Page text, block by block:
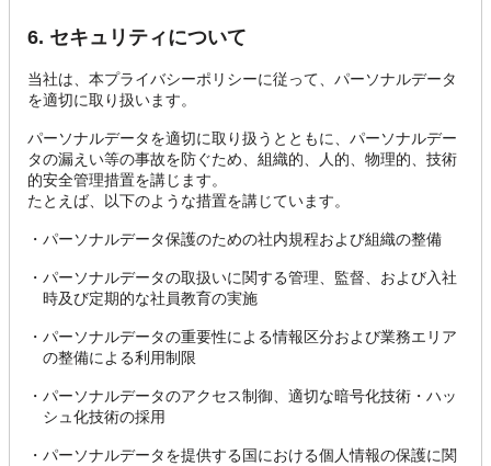
6. セキュリティについて
当社は、本プライバシーポリシーに従って、パーソナルデータ
を適切に取り扱います。
パーソナルデータを適切に取り扱うとともに、パーソナルデー
タの漏えい等の事故を防ぐため、組織的、人的、物理的、技術
的安全管理措置を講じます。
たとえば、以下のような措置を講じています。
・ パーソナルデータ保護のための社内規程および組織の整備
・ パーソナルデータの取扱いに関する管理、監督、および入社
時及び定期的な社員教育の実施
・ パーソナルデータの重要性による情報区分および業務エリア
の整備による利用制限
・ パーソナルデータのアクセス制御、適切な暗号化技術・ハッ
シュ化技術の採用
・ パーソナルデータを提供する国における個人情報の保護に関